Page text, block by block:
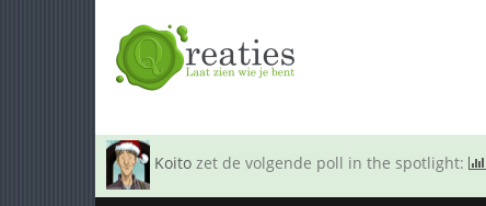
Koito zet de volgende poll in the spotlight: